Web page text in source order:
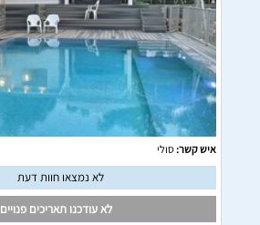
איש קשר:סולי
לא נמצאו חוות דעת
לא עודכנו תאריכים פנויים